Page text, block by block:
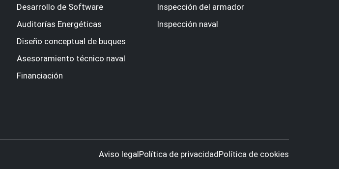
Desarrollo de Software
Auditorías Energéticas
Diseño conceptual de buques
Asesoramiento técnico naval
Financiación
Inspección del armador
Inspección naval
Aviso legalPolítica de privacidadPolítica de cookies